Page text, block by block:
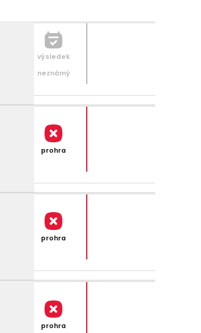
výsledek
neznámý
prohra
prohra
prohra